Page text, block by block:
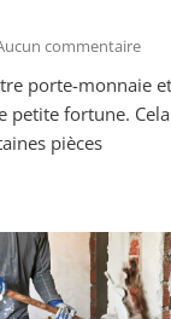
commentaire
porte-monnaie
petite fortune.
pièces